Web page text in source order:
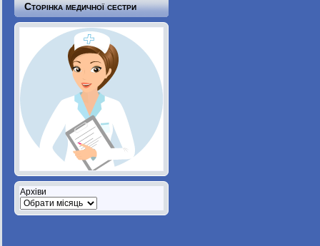
Сторінка медичної сестри
Архіви